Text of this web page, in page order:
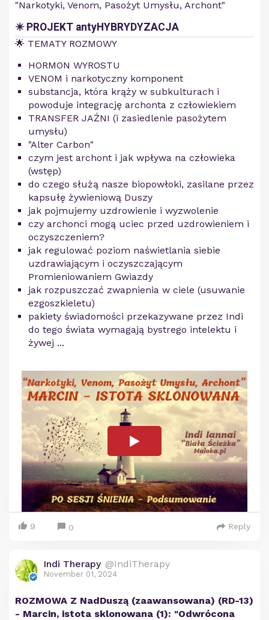
"Narkotyki, Venom, Pasożyt Umysłu, Archont"
✴️ PROJEKT antyHYBRYDYZACJA
🌟 TEMATY ROZMOWY
HORMON WYROSTU
VENOM i narkotyczny komponent
substancja, która krąży w subkulturach i
powoduje integrację archonta z człowiekiem
TRANSFER JAŹNI (i zasiedlenie pasożytem
umysłu)
"Alter Carbon"
czym jest archont i jak wpływa na człowieka
(wstęp)
do czego służą nasze biopowłoki, zasilane przez
kapsułę żywieniową Duszy
jak pojmujemy uzdrowienie i wyzwolenie
czy archonci mogą uciec przed uzdrowieniem i
oczyszczeniem?
jak regulować poziom naświetlania siebie
uzdrawiającym i oczyszczającym
Promieniowaniem Gwiazdy
jak rozpuszczać zwapnienia w ciele (usuwanie
ezgoszkieletu)
pakiety świadomości przekazywane przez Indi
do tego świata wymagają bystrego intelektu i
żywej ...
9 0 Reply
Indi Therapy @IndiTherapy
November 01, 2024
ROZMOWA Z NadDuszą (zaawansowana) (RD-13)
- Marcin, istota sklonowana (1): "Odwrócona